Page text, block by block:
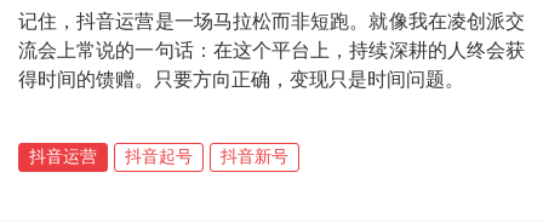
记住，抖音运营是一场马拉松而非短跑。就像我在凌创派交
流会上常说的一句话：在这个平台上，持续深耕的人终会获
得时间的馈赠。只要方向正确，变现只是时间问题。
抖音运营 抖音起号 抖音新号